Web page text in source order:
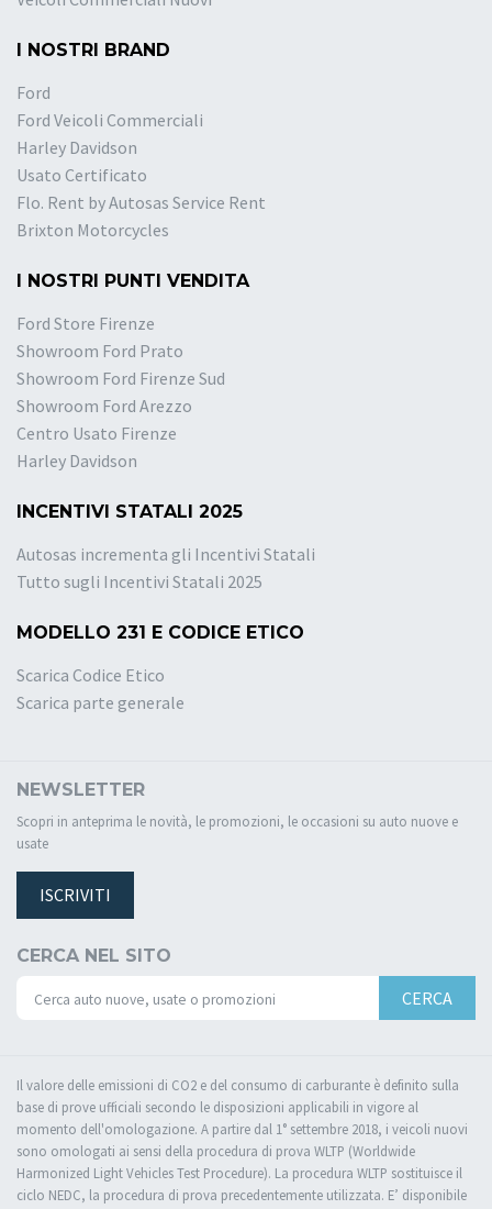
I NOSTRI BRAND
Ford
Ford Veicoli Commerciali
Harley Davidson
Usato Certificato
Flo. Rent by Autosas Service Rent
Brixton Motorcycles
I NOSTRI PUNTI VENDITA
Ford Store Firenze
Showroom Ford Prato
Showroom Ford Firenze Sud
Showroom Ford Arezzo
Centro Usato Firenze
Harley Davidson
INCENTIVI STATALI 2025
Autosas incrementa gli Incentivi Statali
Tutto sugli Incentivi Statali 2025
MODELLO 231 E CODICE ETICO
Scarica Codice Etico
Scarica parte generale
NEWSLETTER
Scopri in anteprima le novità, le promozioni, le occasioni su auto nuove e
usate
ISCRIVITI
CERCA NEL SITO
CERCA
Il valore delle emissioni di CO2 e del consumo di carburante è definito sulla
base di prove ufficiali secondo le disposizioni applicabili in vigore al
momento dell'omologazione. A partire dal 1° settembre 2018, i veicoli nuovi
sono omologati ai sensi della procedura di prova WLTP (Worldwide
Harmonized Light Vehicles Test Procedure). La procedura WLTP sostituisce il
ciclo NEDC, la procedura di prova precedentemente utilizzata. E’ disponibile